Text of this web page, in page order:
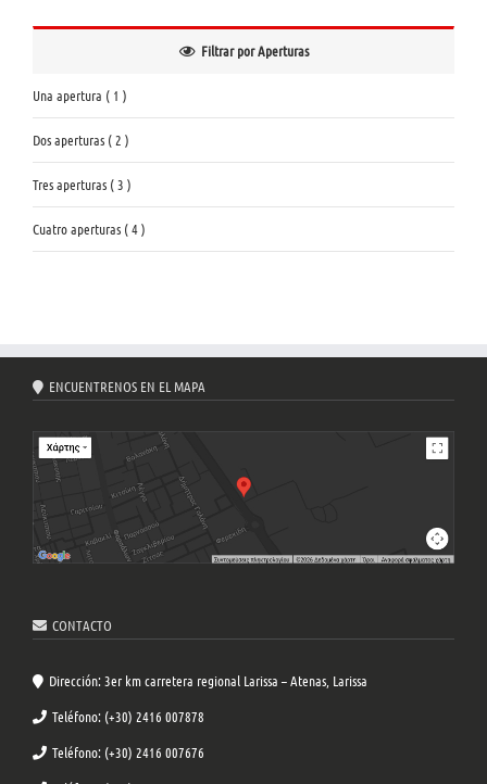
Filtrar por Aperturas
Una apertura ( 1 )
Dos aperturas ( 2 )
Tres aperturas ( 3 )
Cuatro aperturas ( 4 )
ENCUENTRENOS EN EL MAPA
CONTACTO
Dirección: 3er km carretera regional Larissa – Atenas, Larissa
Teléfono: (+30) 2416 007878
Teléfono: (+30) 2416 007676